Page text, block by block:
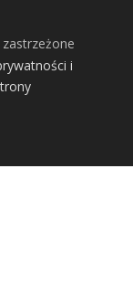
zastrzeżone
i